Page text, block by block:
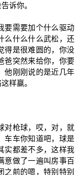
诉你。
要需要加个什么驱动
么什么什么武松，还
得是很难圆的，你没
爸突然来给你，你要
他刚刚说的是近几年
样赢。
对枪球，哎，对，就
车车你知道吧，球是
实都差不多，这样我
意做了一遍叫房事百
之前的嗯，特别特别